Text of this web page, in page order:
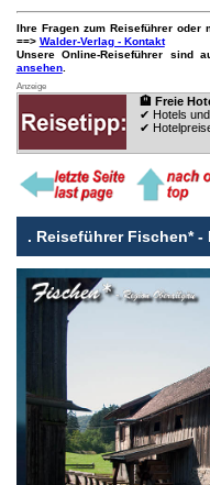
Ihre Fragen zum Reiseführer oder
==> Walder-Verlag - Kontakt
Unsere Online-Reiseführer sind
ansehen.
Anzeige
🏨 Freie
✔ Hotels
✔
. Reiseführer Fischen* -